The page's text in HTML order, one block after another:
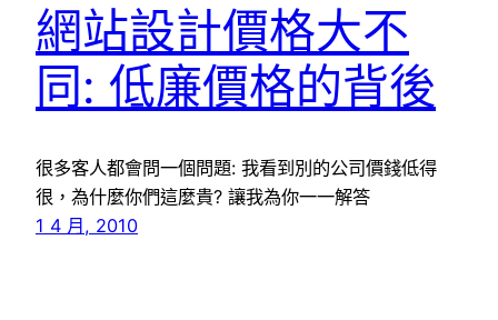
網站設計價格大不
同: 低廉價格的背後
很多客人都會問一個問題: 我看到別的公司價錢低得
很，為什麼你們這麼貴? 讓我為你一一解答
1 4 月, 2010